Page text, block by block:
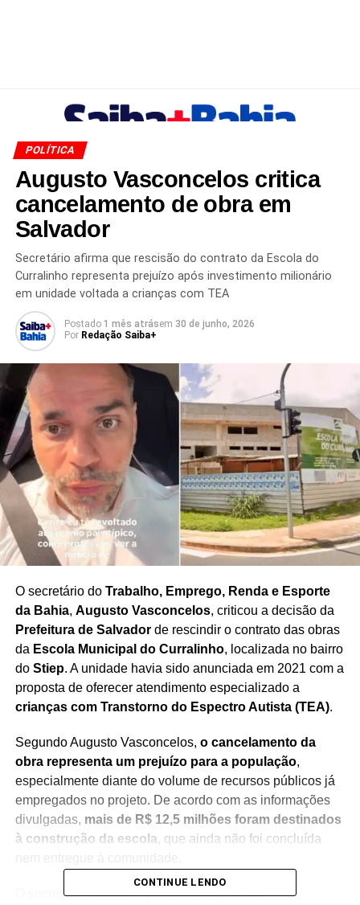
POLÍTICA
Augusto Vasconcelos critica
cancelamento de obra em
Salvador
Secretário afirma que rescisão do contrato da Escola do
Curralinho representa prejuízo após investimento milionário
em unidade voltada a crianças com TEA
Postado 1 mês atrásem 30 de junho, 2026
Por Redação Saiba+
O secretário do Trabalho, Emprego, Renda e Esporte
da Bahia, Augusto Vasconcelos, criticou a decisão da
Prefeitura de Salvadorde rescindir o contrato das obras
da Escola Municipal do Curralinho, localizada no bairro
do Stiep. A unidade havia sido anunciada em 2021 com a
proposta de oferecer atendimento especializado a
crianças com Transtorno do Espectro Autista (TEA).
Segundo Augusto Vasconcelos, o cancelamento da
obra representa um prejuízo para a população,
especialmente diante do volume de recursos públicos já
empregados no projeto. De acordo com as informações
divulgadas, mais de R$ 12,5 milhões foram destinados
à construção da escola, que ainda não foi concluída
O secretário ressaltou que a interrupção do
CONTINUE LENDO